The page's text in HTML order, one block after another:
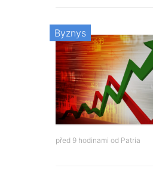
Byznys
před 9 hodinami od Patria